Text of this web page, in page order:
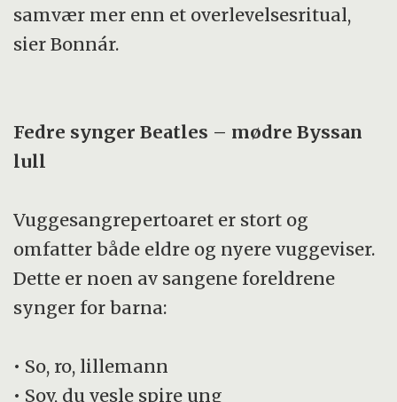
samvær mer enn et overlevelsesritual,
sier Bonnár.
Fedre synger Beatles – mødre Byssan
lull
Vuggesangrepertoaret er stort og
omfatter både eldre og nyere vuggeviser.
Dette er noen av sangene foreldrene
synger for barna:
• So, ro, lillemann
• Sov, du vesle spire ung